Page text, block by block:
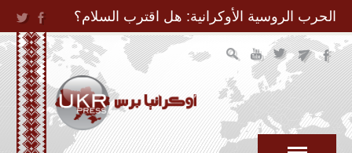
Jump to Navigation
الحرب الروسية الأوكرانية: هل اقترب السلام؟